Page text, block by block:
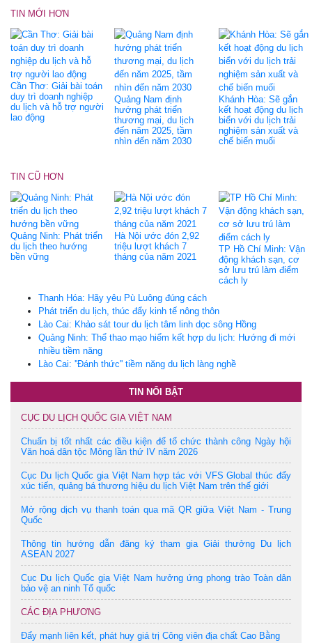
TIN MỚI HƠN
Cần Thơ: Giải bài toán
duy trì doanh nghiệp
du lịch và hỗ trợ người
lao động
Quảng Nam định
hướng phát triển
thương mại, du lịch
đến năm 2025, tầm
nhìn đến năm 2030
Khánh Hòa: Sẽ gắn
kết hoạt động du lịch
biển với du lịch trải
nghiệm sản xuất và
chế biến muối
TIN CŨ HƠN
Quảng Ninh: Phát triển
du lịch theo hướng
bền vững
Hà Nội ước đón 2,92
triệu lượt khách 7
tháng của năm 2021
TP Hồ Chí Minh: Vận
động khách sạn, cơ
sở lưu trú làm điểm
cách ly
Thanh Hóa: Hãy yêu Pù Luông đúng cách
Phát triển du lịch, thúc đẩy kinh tế nông thôn
Lào Cai: Khảo sát tour du lịch tâm linh dọc sông Hồng
Quảng Ninh: Thể thao mạo hiểm kết hợp du lịch: Hướng đi mới
nhiều tiềm năng
Lào Cai: ''Đánh thức'' tiềm năng du lịch làng nghề
TIN NỔI BẬT
CỤC DU LỊCH QUỐC GIA VIỆT NAM
Chuẩn bị tốt nhất các điều kiện để tổ chức thành công Ngày hội
Văn hoá dân tộc Mông lần thứ IV năm 2026
Cục Du lịch Quốc gia Việt Nam hợp tác với VFS Global thúc đẩy
xúc tiến, quảng bá thương hiệu du lịch Việt Nam trên thế giới
Mở rộng dịch vụ thanh toán qua mã QR giữa Việt Nam - Trung
Quốc
Thông tin hướng dẫn đăng ký tham gia Giải thưởng Du lịch
ASEAN 2027
Cục Du lịch Quốc gia Việt Nam hưởng ứng phong trào Toàn dân
bảo vệ an ninh Tổ quốc
CÁC ĐỊA PHƯƠNG
Đẩy mạnh liên kết, phát huy giá trị Công viên địa chất Cao Bằng